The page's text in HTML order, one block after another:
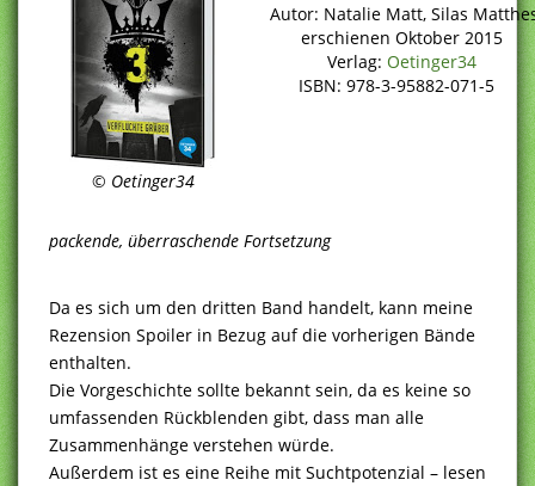
© Oetinger34
Autor: Natalie Matt, Silas
erschienen Oktober 2015
Verlag: Oetinger34
ISBN: 978-3-95882-071-5
packende, überraschende Fortsetzung
Da es sich um den dritten Band handelt, kann meine
Rezension Spoiler in Bezug auf die vorherigen Bände
enthalten.
Die Vorgeschichte sollte bekannt sein, da es keine so
umfassenden Rückblenden gibt, dass man alle
Zusammenhänge verstehen würde.
Außerdem ist es eine Reihe mit Suchtpotenzial – lesen